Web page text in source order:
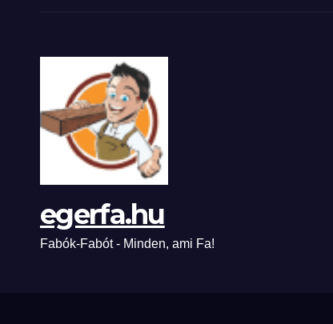
egerfa.hu
Fabók-Fabót - Minden, ami Fa!